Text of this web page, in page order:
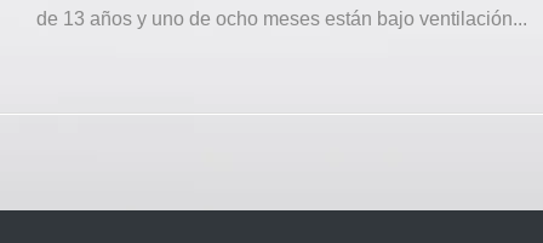
de 13 años y uno de ocho meses están bajo ventilación...